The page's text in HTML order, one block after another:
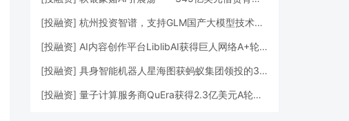
[投融资] 杭州投资智谱，支持GLM国产大模型技术发展
[投融资] AI内容创作平台LiblibAI获得巨人网络A+轮数亿元融资
[投融资] 具身智能机器人星海图获蚂蚁集团领投的3亿元A轮融资
[投融资] 量子计算服务商QuEra获得2.3亿美元A轮融资